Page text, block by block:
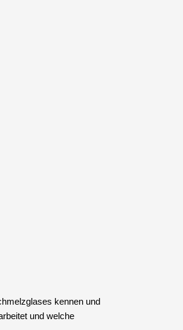
kennen und
und welche